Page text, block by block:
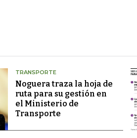
TRANSPORTE
Noguera traza la hoja de
ruta para su gestión en
el Ministerio de
Transporte